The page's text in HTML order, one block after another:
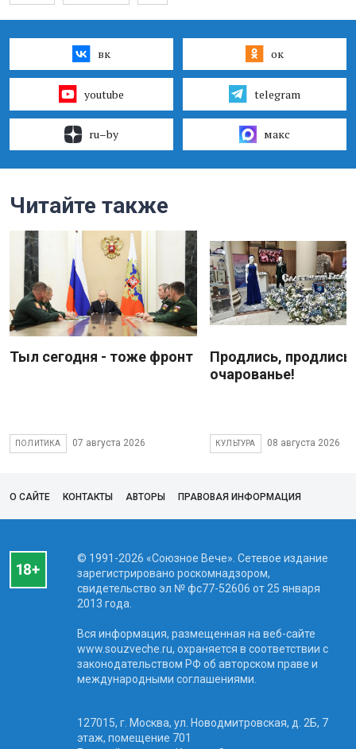
вк ок
youtube telegram
ru–by макс
Читайте также
Тыл сегодня - тоже фронт
ПОЛИТИКА 07 августа 2026
Продлись, продлись
очарованье!
КУЛЬТУРА 08 августа 2026
О САЙТЕ КОНТАКТЫ АВТОРЫ ПРАВОВАЯ ИНФОРМАЦИЯ
© 1991-2026 «Союзное Вече». Сетевое издание
зарегистрировано роскомнадзором,
свидетельство эл № фc77-52606 от 25 января
2013 года.
Вся информация, размещенная на веб-сайте
www.souzveche.ru, охраняется в соответствии с
законодательством РФ об авторском праве и
международными соглашениями.
127015, г. Москва, ул. Новодмитровская, д. 2Б, 7
этаж, помещение 701